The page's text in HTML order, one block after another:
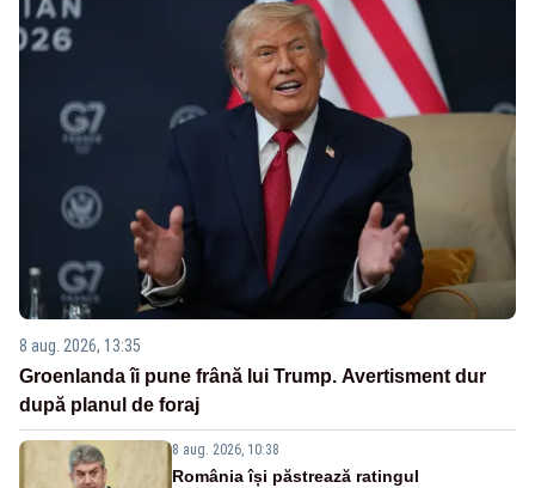
8 aug. 2026, 13:35
Groenlanda îi pune frână lui Trump. Avertisment dur
după planul de foraj
8 aug. 2026, 10:38
România își păstrează ratingul